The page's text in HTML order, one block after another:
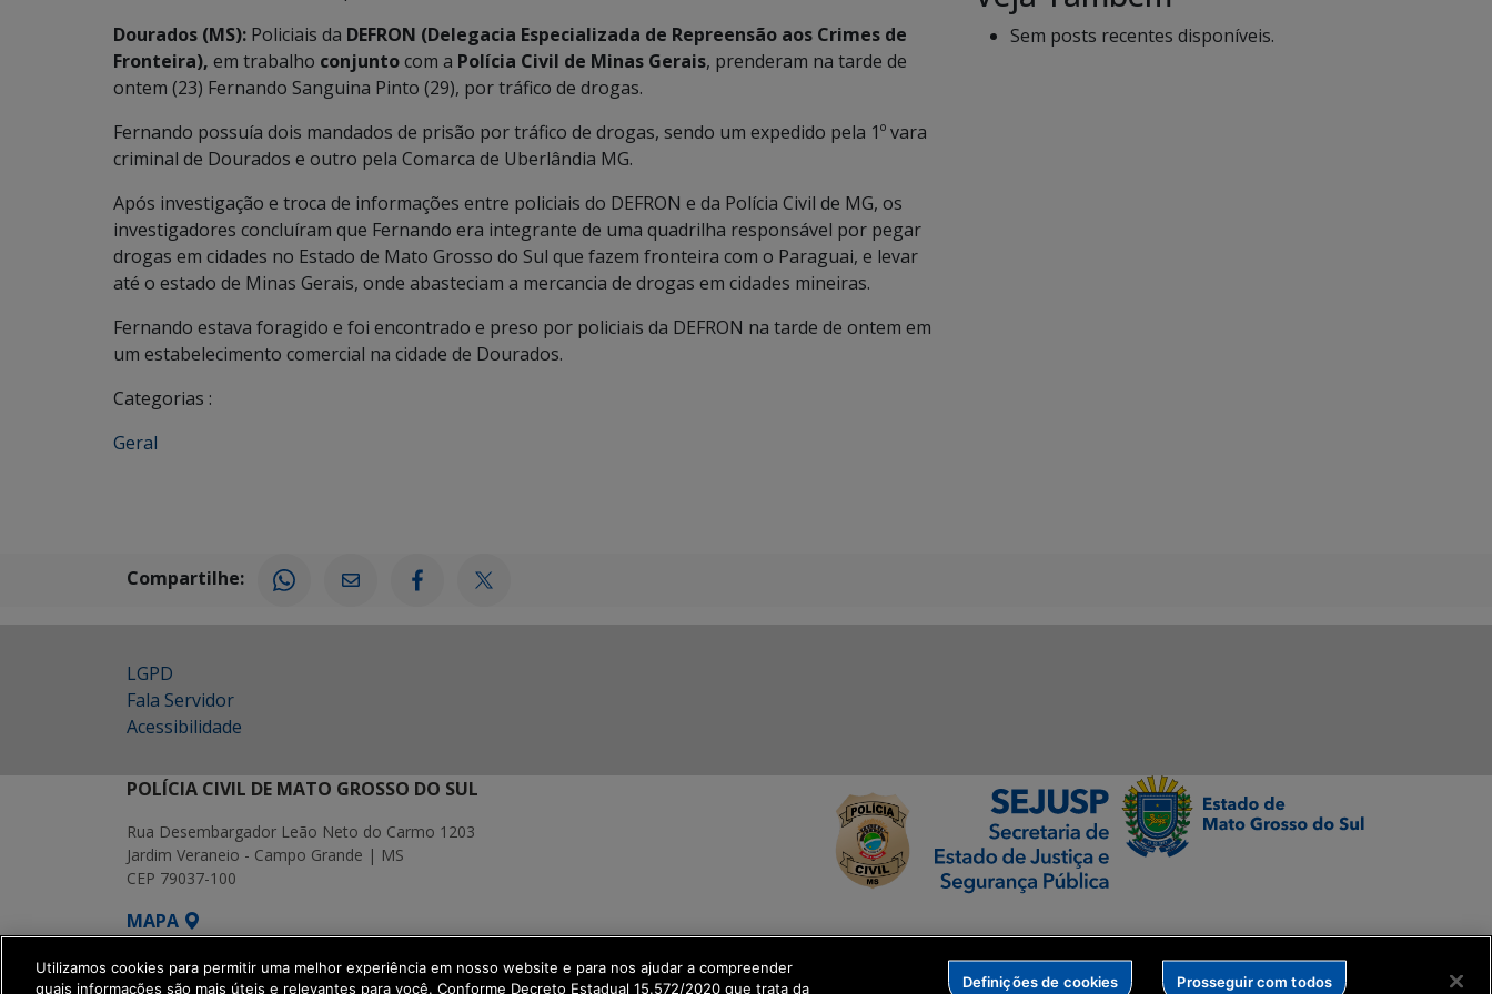
Dourados (MS): Policiais da DEFRON (Delegacia Especializada de Repreensão aos Crimes de
Fronteira), em trabalho conjuntocom a Polícia Civil de Minas Gerais, prenderam na tarde de
ontem (23) Fernando Sanguina Pinto (29), por tráfico de drogas.
Fernando possuía dois mandados de prisão por tráfico de drogas, sendo um expedido pela 1º vara
criminal de Dourados e outro pela Comarca de Uberlândia MG.
Após investigação e troca de informações entre policiais do DEFRON e da Polícia Civil de MG, os
investigadores concluíram que Fernando era integrante de uma quadrilha responsável por pegar
drogas em cidades no Estado de Mato Grosso do Sul que fazem fronteira com o Paraguai, e levar
até o estado de Minas Gerais, onde abasteciam a mercancia de drogas em cidades mineiras.
Fernando estava foragido e foi encontrado e preso por policiais da DEFRON na tarde de ontem em
um estabelecimento comercial na cidade de Dourados.
Categorias :
Geral
Sem posts recentes disponíveis.
Compartilhe:
LGPD
Fala Servidor
Acessibilidade
POLÍCIA CIVIL DE MATO GROSSO DO SUL
Rua Desembargador Leão Neto do Carmo 1203
Jardim Veraneio - Campo Grande | MS
CEP 79037-100
MAPA
SETDIG | Secretaria-Executiva de Transformação Digital
Utilizamos cookies para permitir uma melhor experiência em nosso website e para nos ajudar a compreender
quais informações são mais úteis e relevantes para você. Conforme Decreto Estadual 15.572/2020 que trata da
Definições de cookies Prosseguir com todos